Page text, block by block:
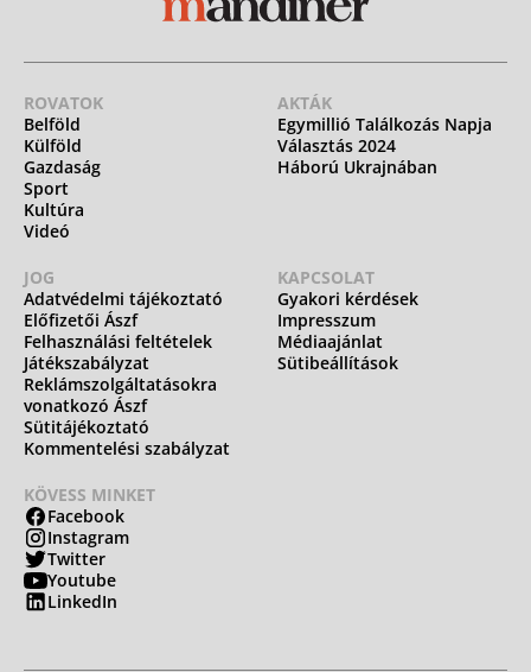
ROVATOK
Belföld
Külföld
Gazdaság
Sport
Kultúra
Videó
AKTÁK
Egymillió Találkozás Napja
Választás 2024
Háború Ukrajnában
JOG
Adatvédelmi tájékoztató
Előfizetői Ászf
Felhasználási feltételek
Játékszabályzat
Reklámszolgáltatásokra
vonatkozó Ászf
Sütitájékoztató
Kommentelési szabályzat
KAPCSOLAT
Gyakori kérdések
Impresszum
Médiaajánlat
Sütibeállítások
KÖVESS MINKET
Facebook
Instagram
Twitter
Youtube
LinkedIn